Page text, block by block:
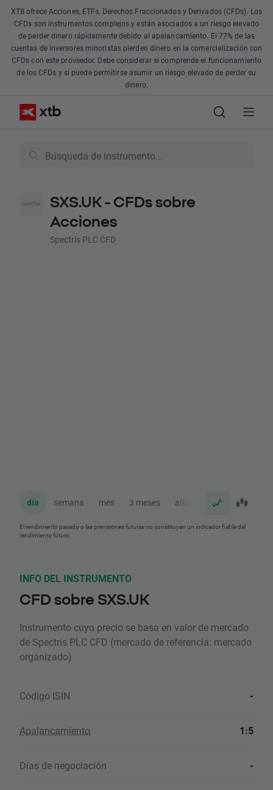
XTB ofrece Acciones, ETFs, Derechos Fraccionados y Derivados (CFDs). Los
CFDs son instrumentos complejos y están asociados a un riesgo elevado
de perder dinero rápidamente debido al apalancamiento. El 77% de las
cuentas de inversores minoristas pierden dinero en la comercialización con
CFDs con este proveedor. Debe considerar si comprende el funcionamiento
de los CFDs y si puede permitirse asumir un riesgo elevado de perder su
dinero.
SXS.UK - CFDs sobre
Acciones
Spectris PLC CFD
día semana mes 3 meses año
El rendimiento pasado o las previsiones futuras no constituyen un indicador fiable del
rendimiento futuro.
INFO DEL INSTRUMENTO
CFD sobre SXS.UK
Instrumento cuyo precio se basa en valor de mercado
de Spectris PLC CFD (mercado de referencia: mercado
organizado)
Código ISIN -
Apalancamiento 1:5
Días de negociación -